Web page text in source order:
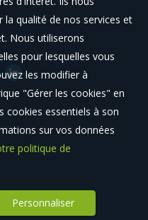
qualité de nos services et
Nous utiliserons
pour lesquelles vous
les modifier à
"Gérer les cookies" en
cookies essentiels à son
sur vos données
politique de
Personnaliser